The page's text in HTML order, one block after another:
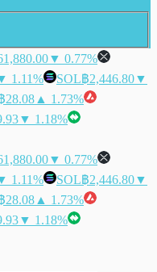
▼ 0.77%
1.11% SOL฿2,446.80▼
28.08 ▲ 1.73%
▼ 1.18%
▼ 0.77%
1.11% SOL฿2,446.80▼
28.08 ▲ 1.73%
▼ 1.18%